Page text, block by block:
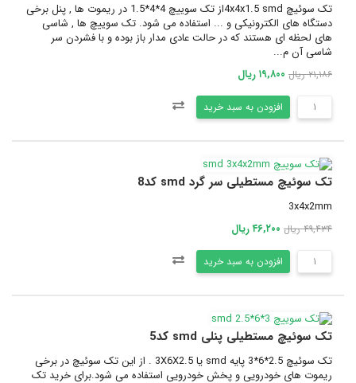
تک سوئیچ 4x4x1.5 smdاز تک سوییچ 4*4*1.5 در ریموت ها , پنل برخی
دستگاه های الکترونیکی و ... استفاده می شود. تک سوییچ ها , شاسی
های لحظه ای هستند که در حالت عادی مدار باز بوده و با فشردن سر
شاسی آن م...
۲۱,۱۸۶ ریال ۱۹,۸۰۰ ریال
افزودن به سبد خرید
تک سوئیچ مستطیلی سر گرد smd کد8
3x4x2mm
۴۹,۴۳۴ ریال ۴۶,۲۰۰ ریال
افزودن به سبد خرید
تک سوئیچ مستطیلی پنلی smd کد5
تک سوئیچ 2.5*6*3 پایه smd یا 3X6X2.5 . از این تک سوئیچ در برخی
ریموت های خودرویی و پخش خودرویی استفاده می شود.برای خرید تک